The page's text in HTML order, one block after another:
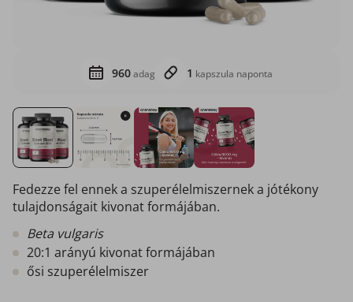
960adag 1 kapszula naponta
Fedezze fel ennek a szuperélelmiszernek a jótékony
tulajdonságait kivonat formájában.
Beta vulgaris
20:1 arányú kivonat formájában
ősi szuperélelmiszer